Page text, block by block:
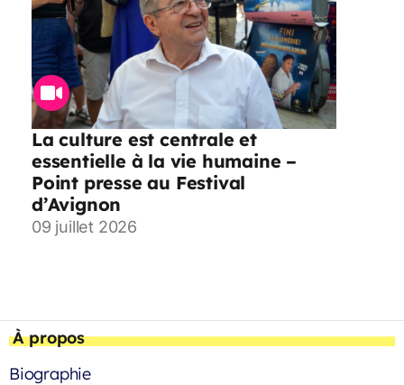
La culture est centrale et
essentielle à la vie humaine –
Point presse au Festival
d’Avignon
09 juillet 2026
À propos
Biographie